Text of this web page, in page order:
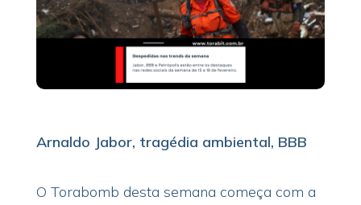
Arnaldo Jabor, tragédia ambiental, BBB
O Torabomb desta semana começa com a